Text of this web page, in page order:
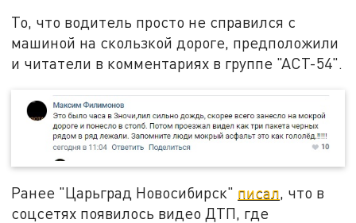
То, что водитель просто не справился с
машиной на скользкой дороге, предположили
и читатели в комментариях в группе "АСТ-54".
Ранее "Царьград Новосибирск" писал , что в
соцсетях появилось видео ДТП, где